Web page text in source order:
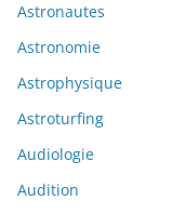
Astronautes
Astronomie
Astrophysique
Astroturfing
Audiologie
Audition